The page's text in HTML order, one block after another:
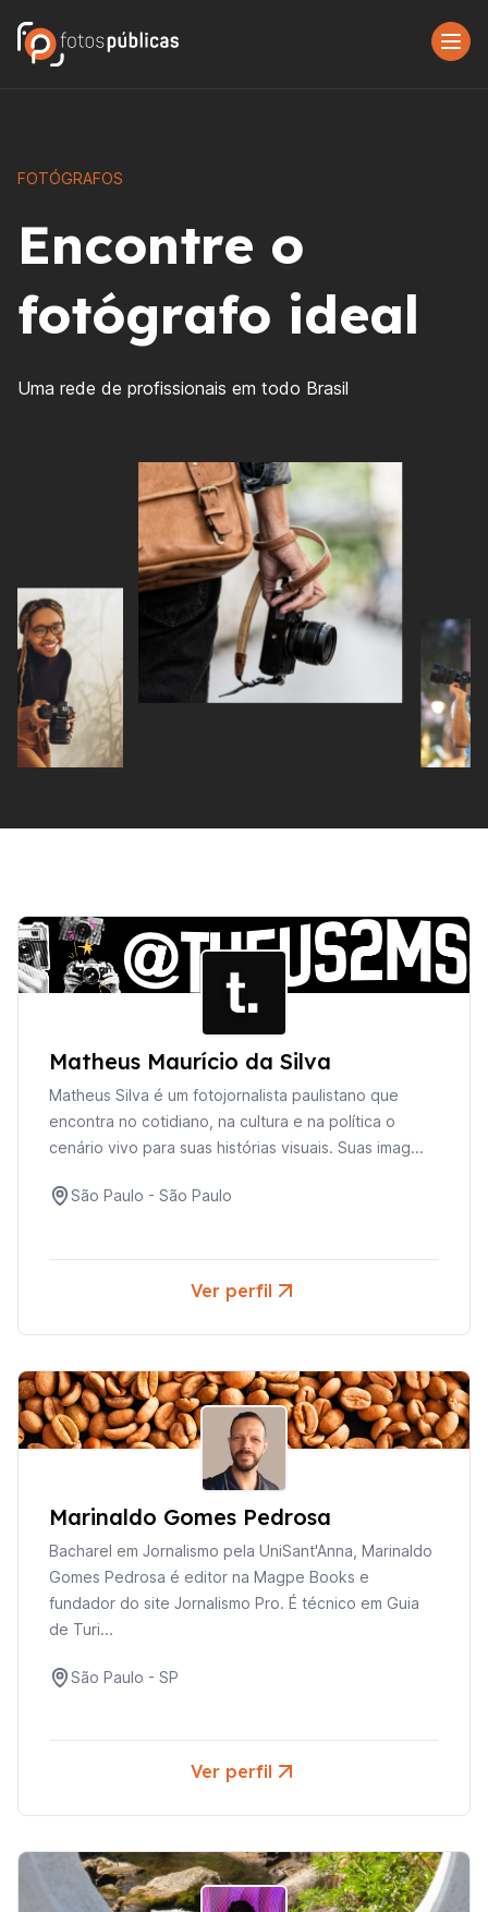
FOTÓGRAFOS
Encontre o
fotógrafo ideal
Uma rede de profissionais em todo Brasil
Matheus Maurício da Silva
Matheus Silva é um fotojornalista paulistano que
encontra no cotidiano, na cultura e na política o
cenário vivo para suas histórias visuais. Suas imag...
São Paulo - São Paulo
Ver perfil
Marinaldo Gomes Pedrosa
Bacharel em Jornalismo pela UniSant'Anna, Marinaldo
Gomes Pedrosa é editor na Magpe Books e
fundador do site Jornalismo Pro. É técnico em Guia
de Turi...
São Paulo - SP
Ver perfil